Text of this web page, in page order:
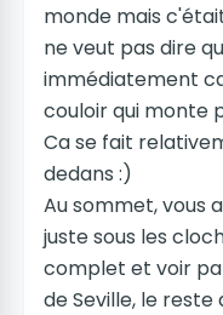
monde mais
ne veut pas dire
immédiatement
couloir qui monte
Ca se fait
dedans :)
Au sommet, vous
juste sous les
complet et voir
de Seville, le